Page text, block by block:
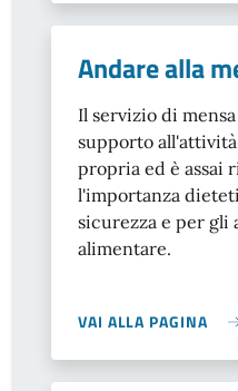
Andare alla
Il servizio di
supporto
propria ed è assai
l'importanza
sicurezza e per gli
alimentare.
VAI ALLA PAGINA